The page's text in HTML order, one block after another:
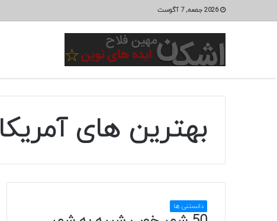
2026 جمعه, 7 آگوست
بهترین های آمریکا
دانستنی ها